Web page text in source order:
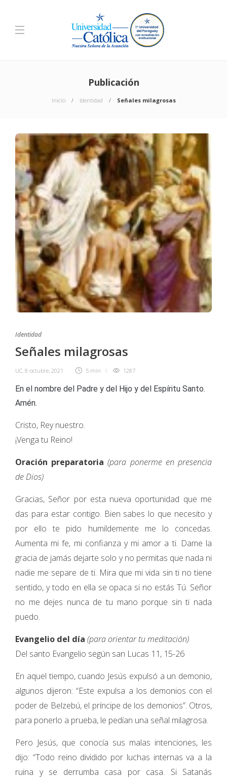
Publicación
Inicio Identidad Señales milagrosas
Identidad
Señales milagrosas
UC, 8 octubre, 2021 5 min 1287
En el nombre del Padre y del Hijo y del Espíritu Santo.
Amén.
Cristo, Rey nuestro.
¡Venga tu Reino!
Oración preparatoria (para ponerme en presencia
de Dios)
Gracias, Señor por esta nueva oportunidad que me
das para estar contigo. Bien sabes lo que necesito y
por ello te pido humildemente me lo concedas.
Aumenta mi fe, mi confianza y mi amor a ti. Dame la
gracia de jamás dejarte solo y no permitas que nada ni
nadie me separe de ti. Mira que mi vida sin ti no tiene
sentido, y todo en ella se opaca si no estás Tú. Señor
no me dejes nunca de tu mano porque sin ti nada
puedo.
Evangelio del día (para orientar tu meditación)
Del santo Evangelio según san Lucas 11, 15-26
En aquel tiempo, cuando Jesús expulsó a un demonio,
algunos dijeron: “Este expulsa a los demonios con el
poder de Belzebú, el príncipe de los demonios”. Otros,
para ponerlo a prueba, le pedían una señal milagrosa.
Pero Jesús, que conocía sus malas intenciones, les
dijo: “Todo reino dividido por luchas internas va a la
ruina y se derrumba casa por casa. Si Satanás